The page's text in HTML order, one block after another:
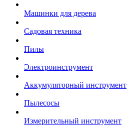
Машинки для дерева
Садовая техника
Пилы
Электроинструмент
Аккумуляторный инструмент
Пылесосы
Измерительный инструмент